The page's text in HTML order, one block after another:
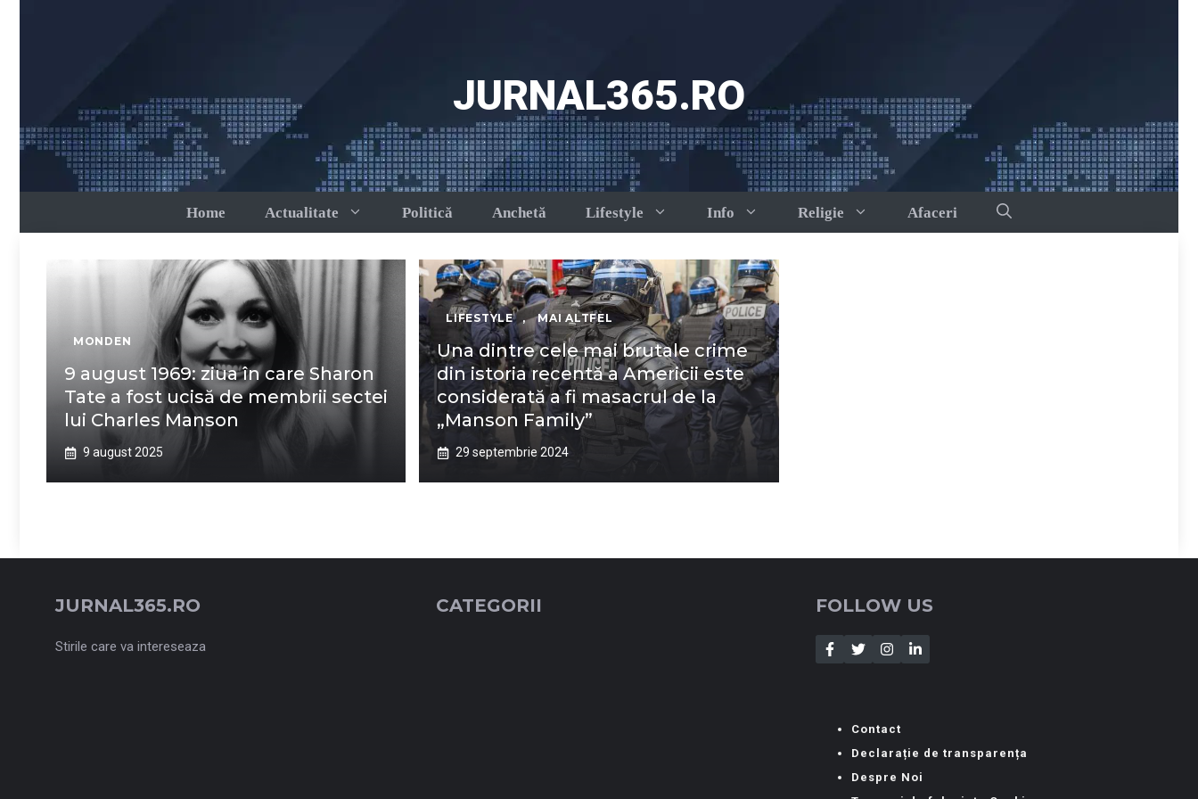
JURNAL365.RO
Home Actualitate Politică Anchetă Lifestyle Info Religie Afaceri
MONDEN
9 august 1969: ziua în care Sharon
Tate a fost ucisă de membrii sectei
lui Charles Manson
9 august 2025
LIFESTYLE , MAI ALTFEL
Una dintre cele mai brutale crime
din istoria recentă a Americii este
considerată a fi masacrul de la
„Manson Family”
29 septembrie 2024
JURNAL365.RO
Stirile care va intereseaza
CATEGORII FOLLOW US
Contact
Declarație de transparența
Despre Noi